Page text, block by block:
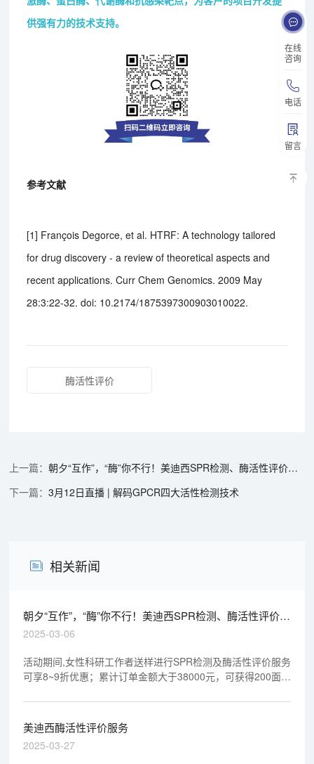
在线
咨询
电话
留言
供强有力的技术支持。
参考文献
[1] François Degorce, et al. HTRF: A technology tailored
for drug discovery - a review of theoretical aspects and
recent applications. Curr Chem Genomics. 2009 May
28:3:22-32. doi: 10.2174/1875397300903010022.
酶活性评价
朝夕“互作”，“酶”你不行！美迪西SPR检测、酶活性评价服务妇女节礼遇限时开启
3月12日直播 | 解码GPCR四大活性检测技术
相关新闻
朝夕“互作”，“酶”你不行！美迪西SPR检测、酶活性评价服
务妇女节礼遇限时开启
2025-03-06
活动期间,女性科研工作者送样进行SPR检测及酶活性评价服务
可享8~9折优惠；累计订单金额大于38000元，可获得200面值
美迪西酶活性评价服务
2025-03-27